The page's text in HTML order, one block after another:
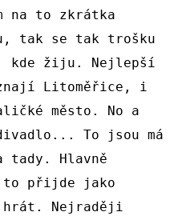
na to zkrátka
tak se tak trošku
kde žiju. Nejlepší
Litoměřice, i
město. No a
To jsou má
tady. Hlavně
to přijde jako
hrát. Nejraději